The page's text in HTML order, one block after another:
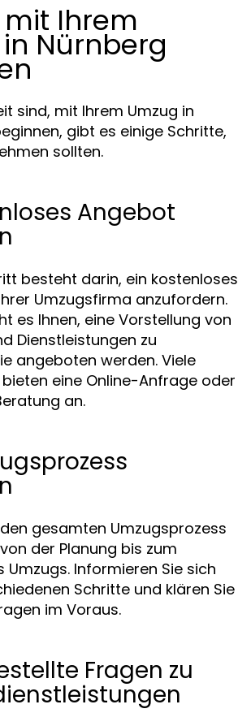
mit Ihrem
Nürnberg
sind, mit Ihrem Umzug in
gibt es einige Schritte,
sollten.
Angebot
besteht darin, ein kostenloses
Umzugsfirma anzufordern.
es Ihnen, eine Vorstellung von
Dienstleistungen zu
angeboten werden. Viele
eine Online-Anfrage oder
an.
gesamten Umzugsprozess
der Planung bis zum
Umzugs. Informieren Sie sich
Schritte und klären Sie
im Voraus.
Fragen zu